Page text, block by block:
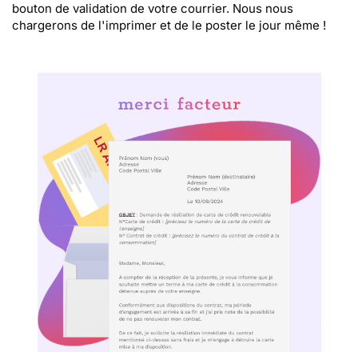
bouton de validation de votre courrier. Nous nous
chargerons de l'imprimer et de le poster le jour même !